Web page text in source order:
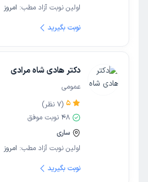
اولین نوبت آزاد مطب: امروز
نوبت بگیرید
دکتر هادی شاه مرادی
عمومی
5
(
7 نظر)
48 نوبت موفق
ساری
اولین نوبت آزاد مطب: امروز
نوبت بگیرید